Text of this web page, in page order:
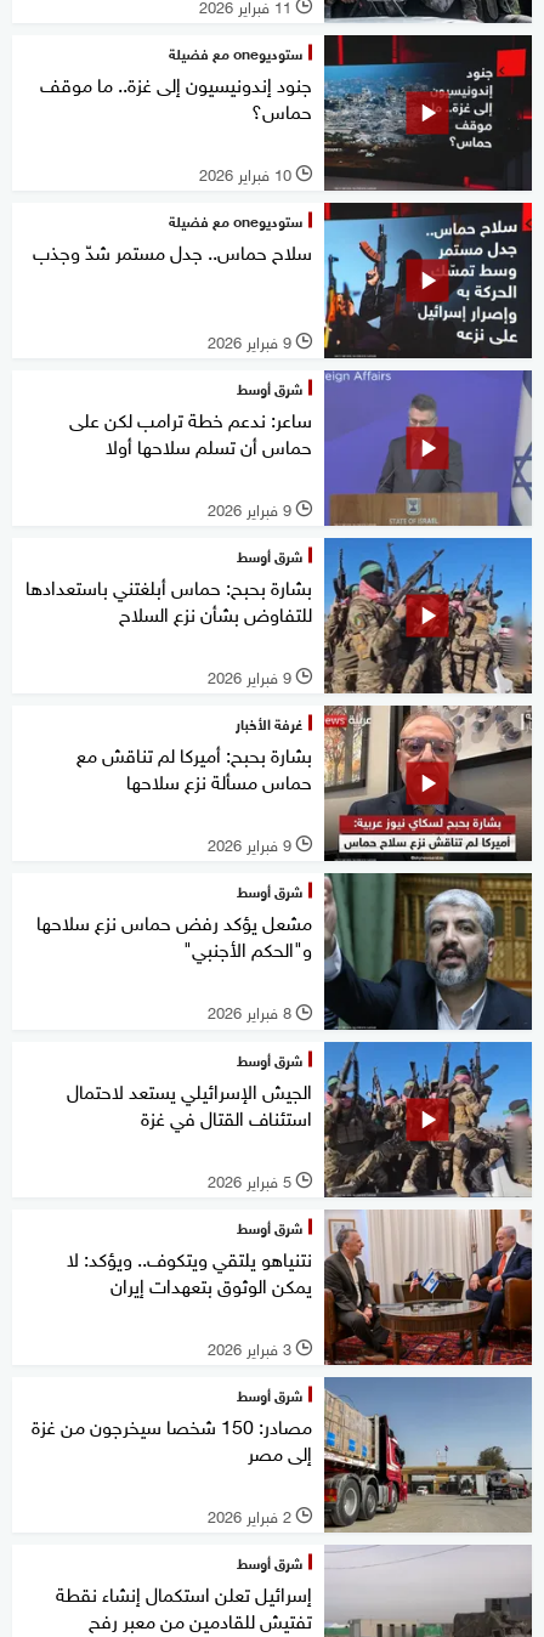
l
ستوديوone مع فضيلة
جنود إندونيسيون إلى غزة.. ما موقف
حماس؟
l 10 فبراير 2026
ستوديوone مع فضيلة
سلاح حماس.. جدل مستمر شدّ وجذب
l 9 فبراير 2026
شرق أوسط
ساعر: ندعم خطة ترامب لكن على
حماس أن تسلم سلاحها أولا
l 9 فبراير 2026
شرق أوسط
بشارة بحبح: حماس أبلغتني باستعدادها
للتفاوض بشأن نزع السلاح
l 9 فبراير 2026
غرفة الأخبار
بشارة بحبح: أميركا لم تناقش مع
حماس مسألة نزع سلاحها
l 9 فبراير 2026
شرق أوسط
مشعل يؤكد رفض حماس نزع سلاحها
و"الحكم الأجنبي"
l 8 فبراير 2026
شرق أوسط
الجيش الإسرائيلي يستعد لاحتمال
استئناف القتال في غزة
l 5 فبراير 2026
شرق أوسط
نتنياهو يلتقي ويتكوف.. ويؤكد: لا
يمكن الوثوق بتعهدات إيران
l 3 فبراير 2026
شرق أوسط
مصادر: 150 شخصا سيخرجون من غزة
إلى مصر
l 2 فبراير 2026
شرق أوسط
إسرائيل تعلن استكمال إنشاء نقطة
تفتيش للقادمين من معبر رفح